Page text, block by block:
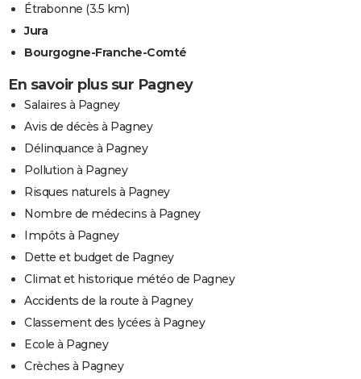
Étrabonne (3.5 km)
Jura
Bourgogne-Franche-Comté
En savoir plus sur Pagney
Salaires à Pagney
Avis de décès à Pagney
Délinquance à Pagney
Pollution à Pagney
Risques naturels à Pagney
Nombre de médecins à Pagney
Impôts à Pagney
Dette et budget de Pagney
Climat et historique météo de Pagney
Accidents de la route à Pagney
Classement des lycées à Pagney
Ecole à Pagney
Crèches à Pagney